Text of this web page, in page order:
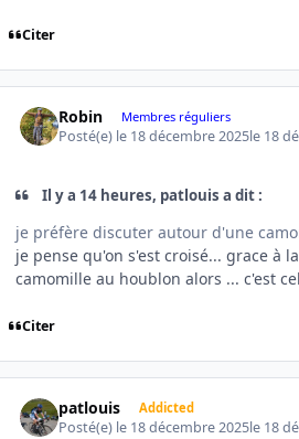
Citer
Robin Membres réguliers
Posté(e) le 18 décembre 2025le 18
Il y a 14 heures, patlouis a dit :
je préfère discuter autour d'une
je pense qu'on s'est croisé... grace à
camomille au houblon alors ... c'est
Citer
patlouis Addicted
Posté(e) le 18 décembre 2025le 18